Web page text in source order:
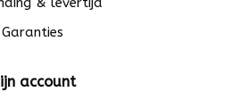
Garanties
account